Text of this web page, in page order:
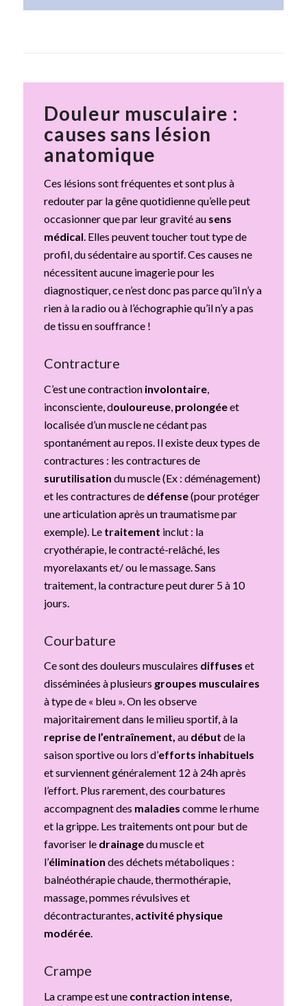
Douleur musculaire :
causes sans lésion
anatomique
Ces lésions sont fréquentes et sont plus à
redouter par la gêne quotidienne qu’elle peut
occasionner que par leur gravité au sens
médical. Elles peuvent toucher tout type de
profil, du sédentaire au sportif. Ces causes ne
nécessitent aucune imagerie pour les
diagnostiquer, ce n’est donc pas parce qu’il n’y a
rien à la radio ou à l’échographie qu’il n’y a pas
de tissu en souffrance !
Contracture
C’est une contraction involontaire,
inconsciente, douloureuse, prolongéeet
localisée d’un muscle ne cédant pas
spontanément au repos. Il existe deux types de
contractures : les contractures de
surutilisation du muscle (Ex : déménagement)
et les contractures de défense(pour protéger
une articulation après un traumatisme par
exemple). Le traitement inclut : la
cryothérapie, le contracté-relâché, les
myorelaxants et/ ou le massage. Sans
traitement, la contracture peut durer 5 à 10
jours.
Courbature
Ce sont des douleurs musculaires diffuses et
disséminées à plusieurs groupes musculaires
à type de « bleu ». On les observe
majoritairement dans le milieu sportif, à la
reprise de l’entraînement, au début de la
saison sportive ou lors d’efforts inhabituels
et surviennent généralement 12 à 24h après
l’effort. Plus rarement, des courbatures
accompagnent des maladies comme le rhume
et la grippe. Les traitements ont pour but de
favoriser le drainagedu muscle et
l’élimination des déchets métaboliques :
balnéothérapie chaude, thermothérapie,
massage, pommes révulsives et
décontracturantes, activité physique
modérée.
Crampe
La crampeest une contraction intense,